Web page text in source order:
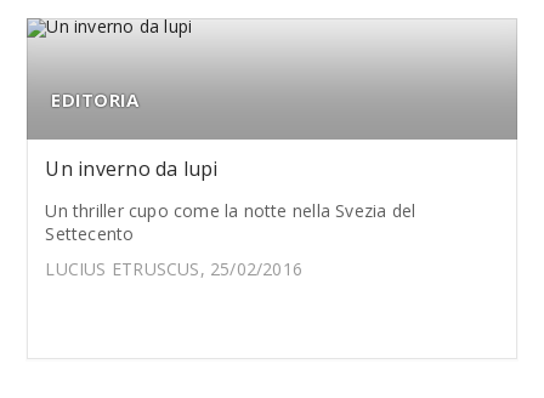
EDITORIA
Un inverno da lupi
Un thriller cupo come la notte nella Svezia del
Settecento
LUCIUS ETRUSCUS, 25/02/2016